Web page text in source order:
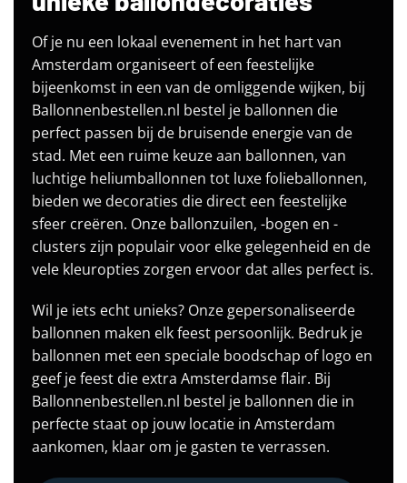
Of je nu een lokaal evenement in het hart van
Amsterdam organiseert of een feestelijke
bijeenkomst in een van de omliggende wijken, bij
Ballonnenbestellen.nl bestel je ballonnen die
perfect passen bij de bruisende energie van de
stad. Met een ruime keuze aan ballonnen, van
luchtige heliumballonnen tot luxe folieballonnen,
bieden we decoraties die direct een feestelijke
sfeer creëren. Onze ballonzuilen, -bogen en -
clusters zijn populair voor elke gelegenheid en de
vele kleuropties zorgen ervoor dat alles perfect is.
Wil je iets echt unieks? Onze gepersonaliseerde
ballonnen maken elk feest persoonlijk. Bedruk je
ballonnen met een speciale boodschap of logo en
geef je feest die extra Amsterdamse flair. Bij
Ballonnenbestellen.nl bestel je ballonnen die in
perfecte staat op jouw locatie in Amsterdam
aankomen, klaar om je gasten te verrassen.